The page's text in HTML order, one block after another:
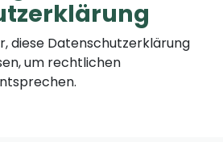
diese Datenschutzerklärung
um rechtlichen